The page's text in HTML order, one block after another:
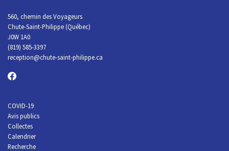
560, chemin des Voyageurs
Chute-Saint-Philippe (Québec)
J0W 1A0
(819) 585-3397
reception@chute-saint-philippe.ca
COVID-19
Avis publics
Collectes
Calendrier
Recherche